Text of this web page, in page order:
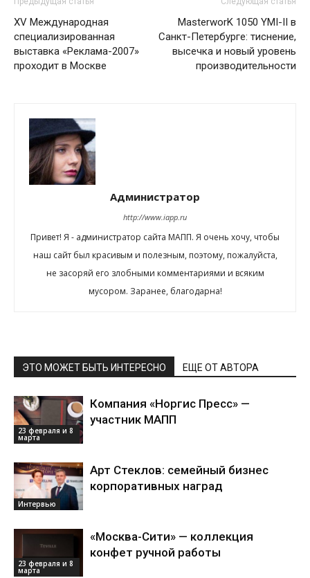
XV Международная
специализированная
выставка «Реклама-2007»
проходит в Москве
MasterworK 1050 YMI-II в
Санкт-Петербурге: тиснение,
высечка и новый уровень
производительности
Администратор
http://www.iapp.ru
Привет! Я - администратор сайта МАПП. Я очень хочу, чтобы
наш сайт был красивым и полезным, поэтому, пожалуйста,
не засоряй его злобными комментариями и всяким
мусором. Заранее, благодарна!
ЭТО МОЖЕТ БЫТЬ ИНТЕРЕСНО ЕЩЕ ОТ АВТОРА
23 февраля и 8
марта
Компания «Норгис Пресс» —
участник МАПП
Интервью
Арт Стеклов: семейный бизнес
корпоративных наград
23 февраля и 8
марта
«Москва-Сити» — коллекция
конфет ручной работы